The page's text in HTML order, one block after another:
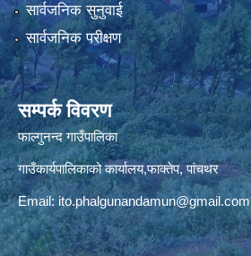
सार्वजनिक सुनुवाई
सार्वजनिक परीक्षण
सम्पर्क विवरण
फाल्गुनन्द गाउँपालिका
गाउँकार्यपालिकाको कार्यालय,फाक्तेप, पांचथर
Email: ito.phalgunandamun@gmail.com